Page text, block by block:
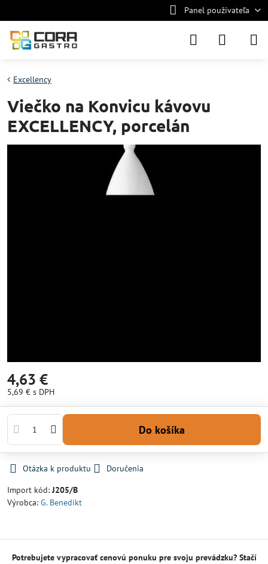
Panel používateľa
Excellency
Viečko na Konvicu kávovu
EXCELLENCY, porcelán
4,63 €
5,69 € s DPH
Do košíka
Otázka k produktu
Doručenia
Import kód:J205/B
Výrobca: G. Benedikt
Potrebujete vypracovať cenovú ponuku pre svoju prevádzku? Stačí